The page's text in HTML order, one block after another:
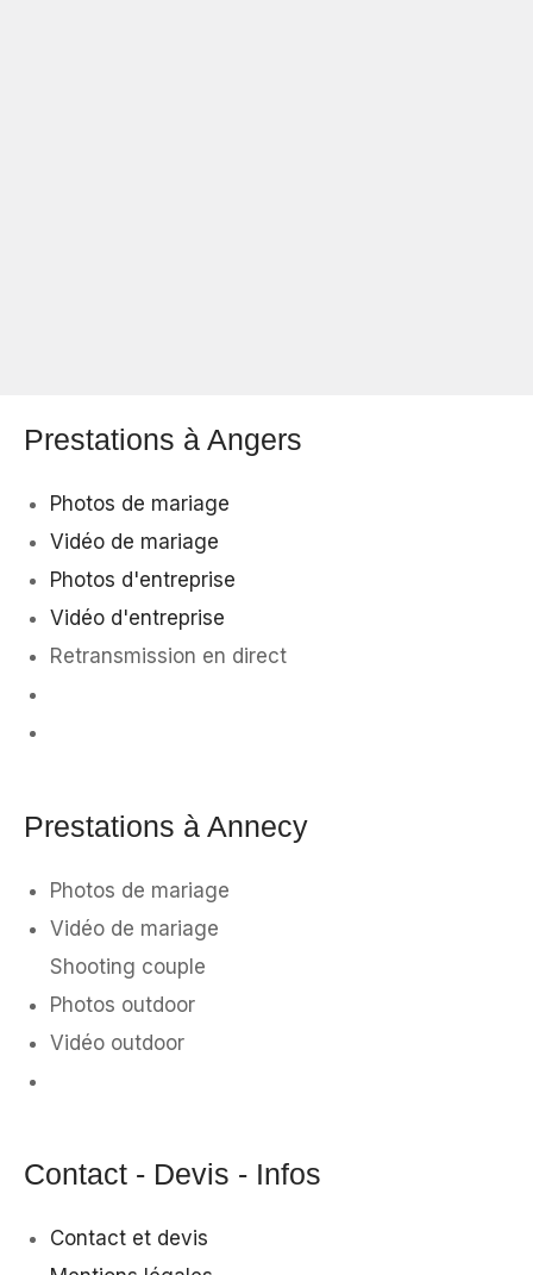
Prestations à Angers
Photos de mariage
Vidéo de mariage
Photos d'entreprise
Vidéo d'entreprise
Retransmission en direct
Prestations à Annecy
Photos de mariage
Vidéo de mariage
Shooting couple
Photos outdoor
Vidéo outdoor
Contact - Devis - Infos
Contact et devis